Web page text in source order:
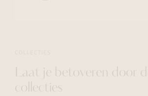
Laat je betoveren door
collecties